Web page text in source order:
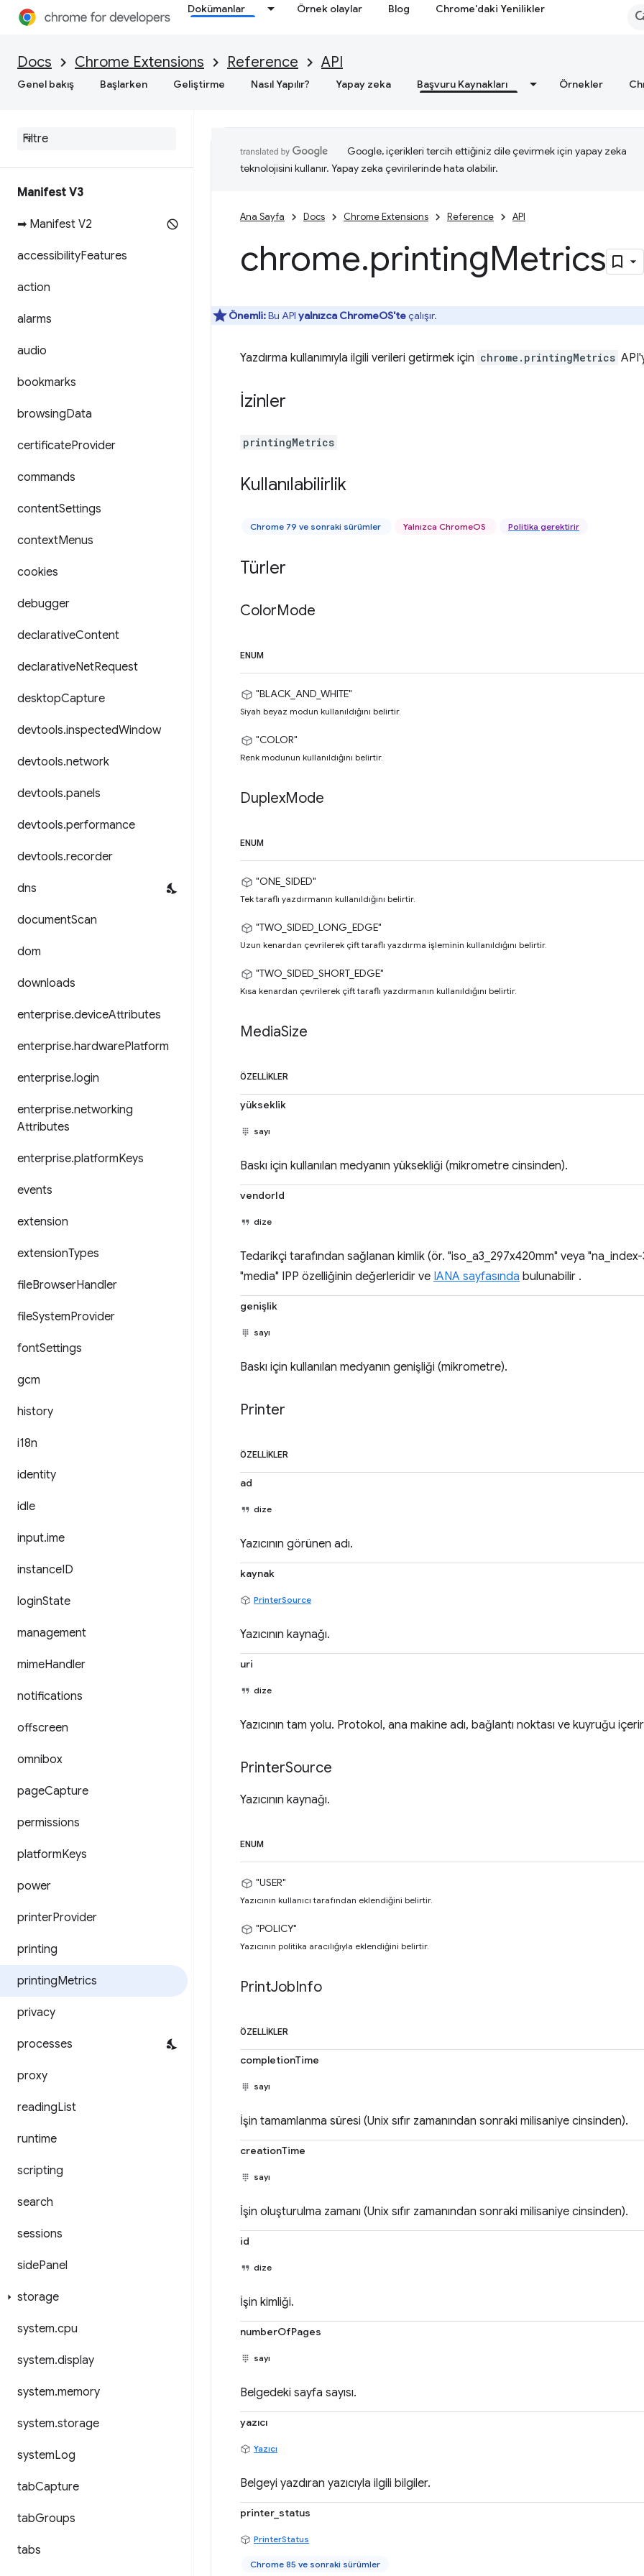
Dokümanlar Örnek olaylar Blog Chrome'daki Yenilikler
Docs Chrome Extensions Reference API
Genel bakış Başlarken Geliştirme Nasıl Yapılır? Yapay zeka Başvuru Kaynakları Örnekler
Manifest V3
➡ Manifest V2
accessibilityFeatures
action
alarms
audio
bookmarks
browsingData
certificateProvider
commands
contentSettings
contextMenus
cookies
debugger
declarativeContent
declarativeNetRequest
desktopCapture
devtools.inspectedWindow
devtools.network
devtools.panels
devtools.performance
devtools.recorder
dns
documentScan
dom
downloads
enterprise.deviceAttributes
enterprise.hardwarePlatform
enterprise.login
enterprise.networking
Attributes
enterprise.platformKeys
events
extension
extensionTypes
fileBrowserHandler
fileSystemProvider
fontSettings
gcm
history
i18n
identity
idle
input.ime
instanceID
loginState
management
mimeHandler
notifications
offscreen
omnibox
pageCapture
permissions
platformKeys
power
printerProvider
printing
printingMetrics
privacy
processes
proxy
readingList
runtime
scripting
search
sessions
sidePanel
storage
system.cpu
system.display
system.memory
system.storage
systemLog
tabCapture
tabGroups
tabs
Google, içerikleri tercih ettiğiniz dile çevirmek için yapay zeka
teknolojisini kullanır. Yapay zeka çevirilerinde hata olabilir.
Ana Sayfa Docs Chrome Extensions Reference API
chrome.printingMetrics
Önemli:Bu API yalnızca ChromeOS'teçalışır.
Yazdırma kullanımıyla ilgili verileri getirmek için chrome.printingMetrics
İzinler
printingMetrics
Kullanılabilirlik
Chrome 79 ve sonraki sürümler Yalnızca ChromeOS Politika gerektirir
Türler
ColorMode
ENUM
"BLACK_AND_WHITE"
Siyah beyaz modun kullanıldığını belirtir.
"COLOR"
Renk modunun kullanıldığını belirtir.
DuplexMode
ENUM
"ONE_SIDED"
Tek taraflı yazdırmanın kullanıldığını belirtir.
"TWO_SIDED_LONG_EDGE"
Uzun kenardan çevrilerek çift taraflı yazdırma işleminin kullanıldığını belirtir.
"TWO_SIDED_SHORT_EDGE"
Kısa kenardan çevrilerek çift taraflı yazdırmanın kullanıldığını belirtir.
MediaSize
ÖZELLIKLER
yükseklik
sayı
Baskı için kullanılan medyanın yüksekliği (mikrometre cinsinden).
vendorId
dize
Tedarikçi tarafından sağlanan kimlik (ör. "iso_a3_297x420mm" veya
"media" IPP özelliğinin değerleridir ve IANA sayfasında bulunabilir .
genişlik
sayı
Baskı için kullanılan medyanın genişliği (mikrometre).
Printer
ÖZELLIKLER
ad
dize
Yazıcının görünen adı.
kaynak
PrinterSource
Yazıcının kaynağı.
uri
dize
Yazıcının tam yolu. Protokol, ana makine adı, bağlantı noktası ve kuyruğu
PrinterSource
Yazıcının kaynağı.
ENUM
"USER"
Yazıcının kullanıcı tarafından eklendiğini belirtir.
"POLICY"
Yazıcının politika aracılığıyla eklendiğini belirtir.
PrintJobInfo
ÖZELLIKLER
completionTime
sayı
İşin tamamlanma süresi (Unix sıfır zamanından sonraki milisaniye cinsinden).
creationTime
sayı
İşin oluşturulma zamanı (Unix sıfır zamanından sonraki milisaniye cinsinden).
id
dize
İşin kimliği.
numberOfPages
sayı
Belgedeki sayfa sayısı.
yazıcı
Yazıcı
Belgeyi yazdıran yazıcıyla ilgili bilgiler.
printer_status
PrinterStatus
Chrome 85 ve sonraki sürümler